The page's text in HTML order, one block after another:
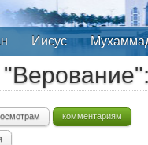
Иисус
комментариям